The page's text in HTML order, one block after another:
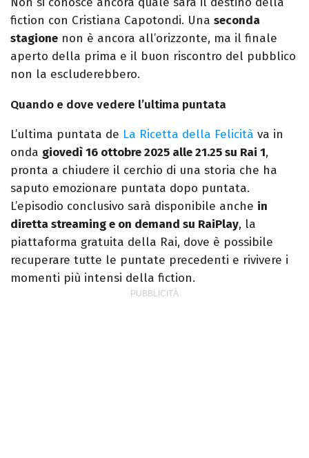
fiction con Cristiana Capotondi. Una seconda
stagione non è ancora all’orizzonte, ma il finale
aperto della prima e il buon riscontro del pubblico
non la escluderebbero.
Quando e dove vedere l’ultima puntata
L’ultima puntata de La Ricetta della Felicità va in
onda giovedì 16 ottobre 2025 alle 21.25 su Rai 1,
pronta a chiudere il cerchio di una storia che ha
saputo emozionare puntata dopo puntata.
L’episodio conclusivo sarà disponibile anche in
diretta streaming e on demand su RaiPlay, la
piattaforma gratuita della Rai, dove è possibile
recuperare tutte le puntate precedenti e rivivere i
momenti più intensi della fiction.